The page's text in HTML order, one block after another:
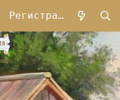
Регистрация